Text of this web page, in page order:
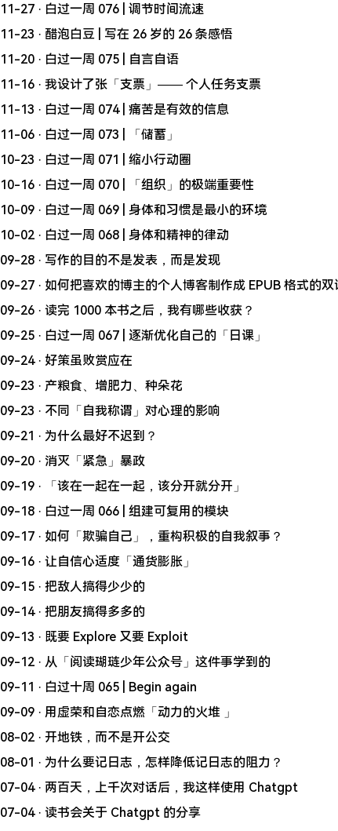
11-27 · 白过一周 076 | 调节时间流速
11-23 · 醋泡白豆 | 写在 26 岁的 26 条感悟
11-20 · 白过一周 075 | 自言自语
11-16 · 我设计了张「支票」—— 个人任务支票
11-13 · 白过一周 074 | 痛苦是有效的信息
11-06 · 白过一周 073 | 「储蓄」
10-23 · 白过一周 071 | 缩小行动圈
10-16 · 白过一周 070 | 「组织」的极端重要性
10-09 · 白过一周 069 | 身体和习惯是最小的环境
10-02 · 白过一周 068 | 身体和精神的律动
09-28 · 写作的目的不是发表，而是发现
09-27 · 如何把喜欢的博主的个人博客制作成 EPUB 格式的双
09-26 · 读完 1000 本书之后，我有哪些收获？
09-25 · 白过一周 067 | 逐渐优化自己的「日课」
09-24· 好策虽败赏应在
09-23 · 产粮食、增肥力、种朵花
09-23 · 不同「自我称谓」对心理的影响
09-21 · 为什么最好不迟到？
09-20 · 消灭「紧急」暴政
09-19 · 「该在一起在一起，该分开就分开」
09-18 · 白过一周 066 | 组建可复用的模块
09-17 · 如何「欺骗自己」，重构积极的自我叙事？
09-16 · 让自信心适度「通货膨胀」
09-15 · 把敌人搞得少少的
09-14· 把朋友搞得多多的
09-13 · 既要 Explore 又要 Exploit
09-12 · 从「阅读瑚琏少年公众号」这件事学到的
09-11 · 白过十周 065 | Begin again
09-09 · 用虚荣和自恋点燃「动力的火堆 」
08-02 · 开地铁，而不是开公交
08-01 · 为什么要记日志，怎样降低记日志的阻力？
07-04· 两百天，上千次对话后，我这样使用 Chatgpt
07-04· 读书会关于 Chatgpt 的分享